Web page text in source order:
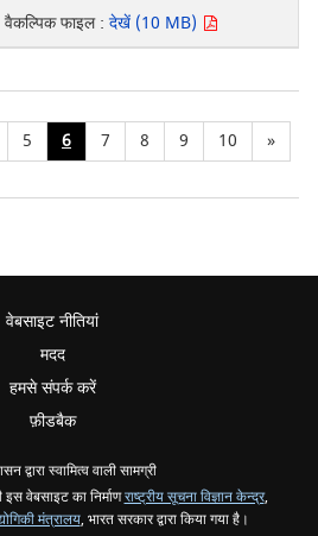
वैकल्पिक फाइल : देखें (10 MB)
5 6 7 8 9 10 »
वेबसाइट नीतियां
मदद
हमसे संपर्क करें
फ़ीडबैक
द्वारा स्वामित्व वाली सामग्री
वेबसाइट का निर्माणराष्ट्रीय सूचना विज्ञान केन्द्र,
मंत्रालय, भारत सरकार द्वारा किया गया है।